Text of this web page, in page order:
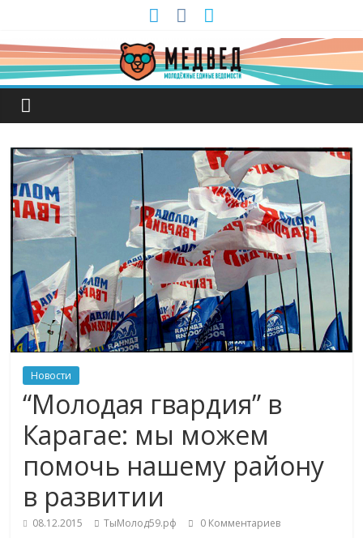
Новости
“Молодая гвардия” в
Карагае: мы можем
помочь нашему району
в развитии
08.12.2015 ТыМолод59.рф 0 Комментариев